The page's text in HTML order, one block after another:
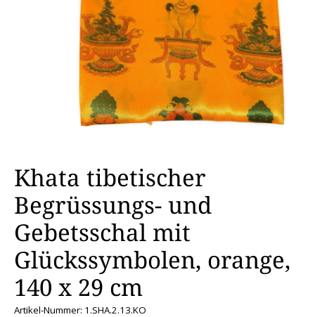
Khata tibetischer
Begrüssungs- und
Gebetsschal mit
Glückssymbolen, orange,
140 x 29 cm
Artikel-Nummer: 1.SHA.2.13.KO